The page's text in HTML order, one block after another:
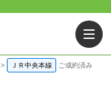
> ＪＲ中央本線 ご成約済み